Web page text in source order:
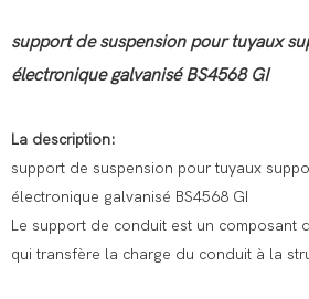
support de suspension pour tuyaux
électronique galvanisé BS4568 GI
La description:
support de suspension pour tuyaux
électronique galvanisé BS4568 GI
Le support de conduit est un composant
qui transfère la charge du conduit à la